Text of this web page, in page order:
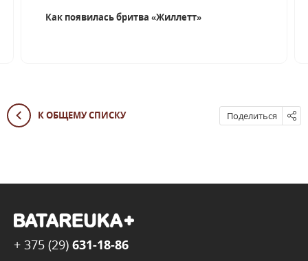
Как появилась бритва «Жиллетт»
К ОБЩЕМУ СПИСКУ Поделиться
+ 375 (29) 631-18-86